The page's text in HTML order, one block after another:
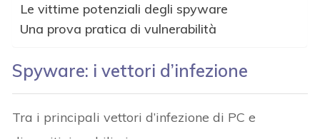
Le vittime potenziali degli spyware
Una prova pratica di vulnerabilità
Spyware: i vettori d’infezione
Tra i principali vettori d’infezione di PC e